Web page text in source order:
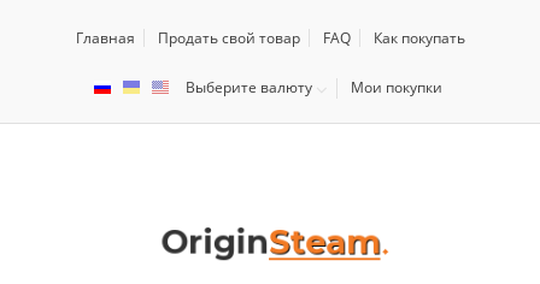
Главная Продать свой товар FAQ Как покупать
Выберите валюту Мои покупки